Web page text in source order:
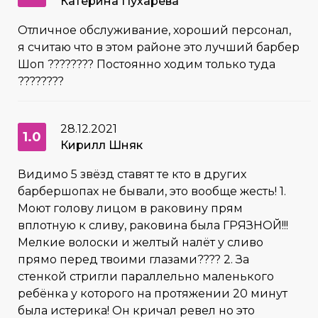
Отличное обслуживание, хороший персонал,
я считаю что в этом районе это лучший барбер
Шоп ???????? Постоянно ходим только туда
????????
1.0
28.12.2021
Кирилл Шняк
Видимо 5 звёзд ставят те кто в других
барбершопах не бывали, это вообще жесть! 1.
Моют голову лицом в раковину прям
вплотную к сливу, раковина была ГРЯЗНОЙ!!!
Мелкие волоски и желтый налёт у сливо
прямо перед твоими глазами???? 2. За
стенкой стригли параллельно маленького
ребёнка у которого на протяжении 20 минут
была истерика! Он кричал ревел но это